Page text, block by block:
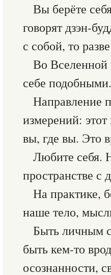
Вы берёте
говорят дзэн-
с собой, то
Во Вселенной
себе подобными.
Направление
измерений:
вы, где вы. Это
Любите себя.
пространстве с
На практике,
наше тело,
Быть личным
быть кем-то
осознанности,